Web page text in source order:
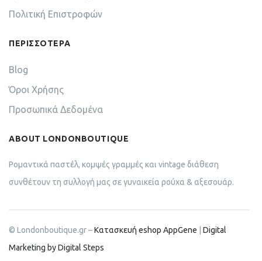
Πολιτική Επιστροφών
ΠΕΡΙΣΣΟΤΕΡΑ
Blog
Όροι Χρήσης
Προσωπικά Δεδομένα
ABOUT LONDONBOUTIQUE
Ρομαντικά παστέλ, κομψές γραμμές και vintage διάθεση
συνθέτουν τη συλλογή μας σε γυναικεία ρούχα & αξεσουάρ.
© Londonboutique.gr –Κατασκευή eshop AppGene
Digital
Marketing by Digital Steps